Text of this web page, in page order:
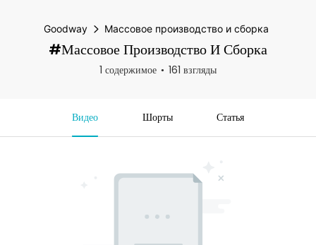
Goodway Массовое производство и сборка
#Массовое Производство И Сборка
1 содержимое 161 взгляды
Видео Шорты Статья